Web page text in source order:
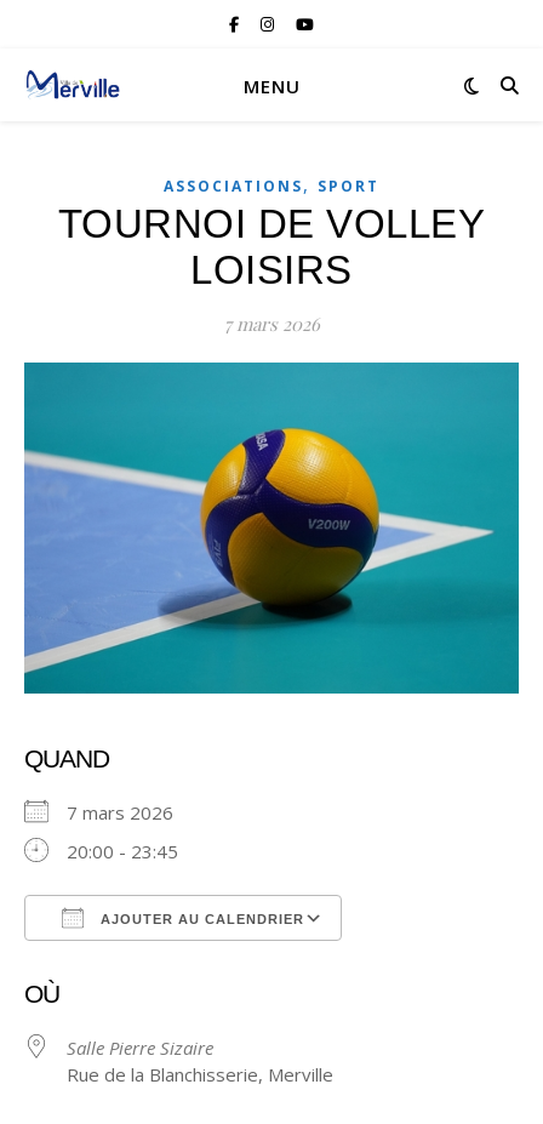
MENU
ASSOCIATIONS, SPORT
TOURNOI DE VOLLEY
LOISIRS
7 mars 2026
QUAND
7 mars 2026
20:00 - 23:45
AJOUTER AU CALENDRIER
OÙ
Salle Pierre Sizaire
Rue de la Blanchisserie, Merville